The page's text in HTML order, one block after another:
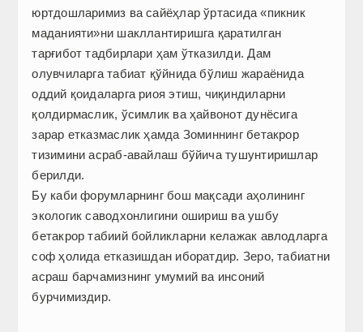
юртдошларимиз ва сайёҳлар ўртасида «пикник
маданияти»ни шакллантиришга қаратилган
тарғибот тадбирлари ҳам ўтказилди. Дам
олувчиларга табиат қўйнида бўлиш жараёнида
оддий қоидаларга риоя этиш, чиқиндиларни
қолдирмаслик, ўсимлик ва ҳайвонот дунёсига
зарар етказмаслик ҳамда Зоминнинг бетакрор
тизимини асраб-авайлаш бўйича тушунтиришлар
берилди.
Бу каби форумларнинг бош мақсади аҳолининг
экологик саводхонлигини ошириш ва ушбу
бетакрор табиий бойликларни келажак авлодларга
соф ҳолида етказишдан иборатдир. Зеро, табиатни
асраш барчамизнинг умумий ва инсоний
бурчимиздир.